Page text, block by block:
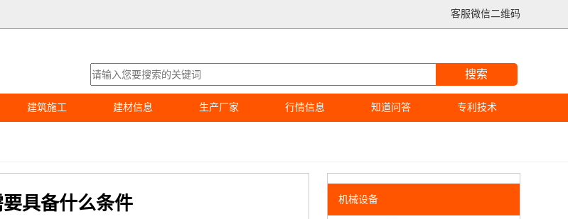
客服微信二维码
搜索
建筑施工 建材信息 生产厂家 行情信息 知道问答 专利技术
具备什么条件 机械设备